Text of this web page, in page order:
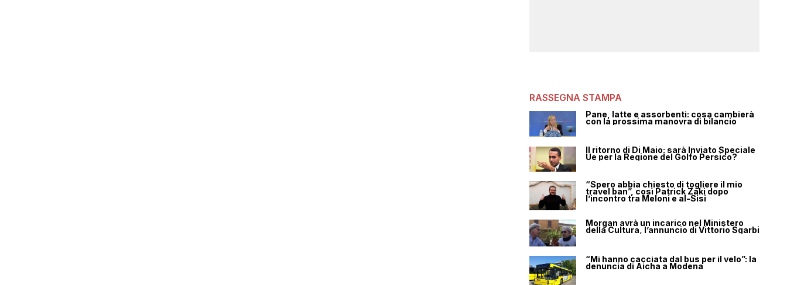
RASSEGNA STAMPA
Pane, latte e assorbenti: cosa cambierà
con la prossima manovra di bilancio
Il ritorno di Di Maio: sarà Inviato Speciale
Ue per la Regione del Golfo Persico?
“Spero abbia chiesto di togliere il mio
travel ban”, così Patrick Zaki dopo
l’incontro tra Meloni e al-Sisi
Morgan avrà un incarico nel Ministero
della Cultura, l’annuncio di Vittorio Sgarbi
“Mi hanno cacciata dal bus per il velo”: la
denuncia di Aicha a Modena